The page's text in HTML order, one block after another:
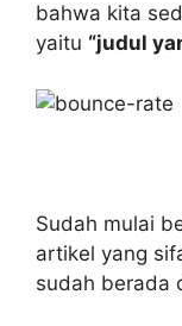
bahwa kita
yaitu “judul
Sudah mulai
artikel yang
sudah berada